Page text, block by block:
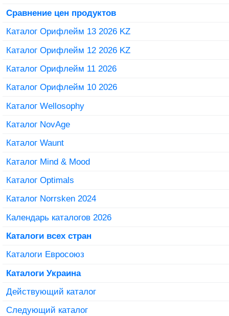
Сравнение цен продуктов
Каталог Орифлейм 13 2026 KZ
Каталог Орифлейм 12 2026 KZ
Каталог Орифлейм 11 2026
Каталог Орифлейм 10 2026
Каталог Wellosophy
Каталог NovAge
Каталог Waunt
Каталог Mind & Mood
Каталог Optimals
Каталог Norrsken 2024
Календарь каталогов 2026
Каталоги всех стран
Каталоги Евросоюз
Каталоги Украина
Действующий каталог
Следующий каталог